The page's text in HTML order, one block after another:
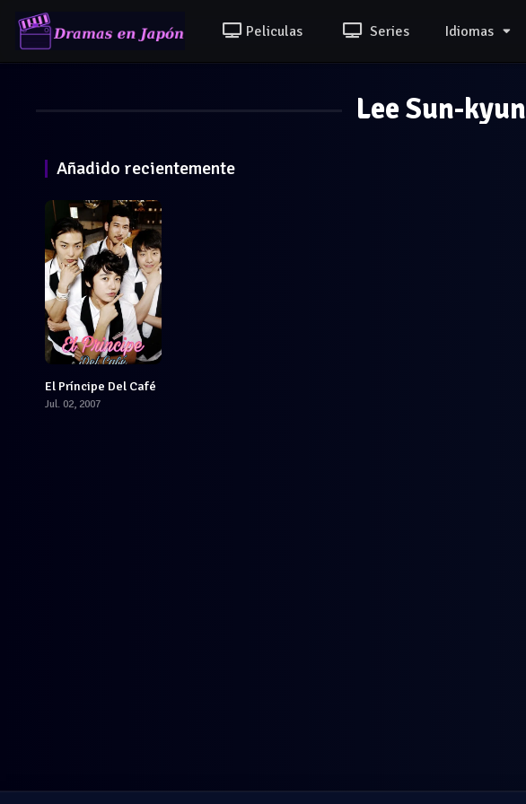
Peliculas Series Idiomas
Lee Sun-kyun
Añadido recientemente
8.161
El Príncipe Del Café
Jul. 02, 2007